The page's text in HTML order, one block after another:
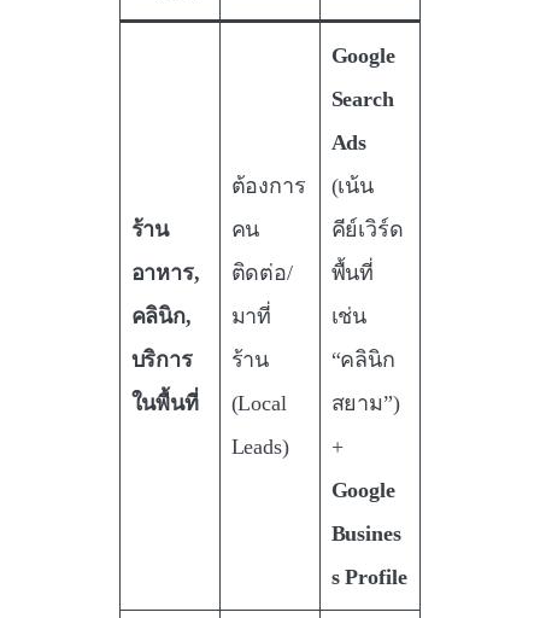
ร้าน
อาหาร,
คลินิก,
บริการ
ในพื้นที่
ต้องการ
คน
ติดต่อ/
มาที่
ร้าน
(Local
Leads)
Google
Search
Ads
(เน้น
คีย์เวิร์ด
พื้นที่
เช่น
“คลินิก
สยาม”)
+
Google
Busines
s Profile